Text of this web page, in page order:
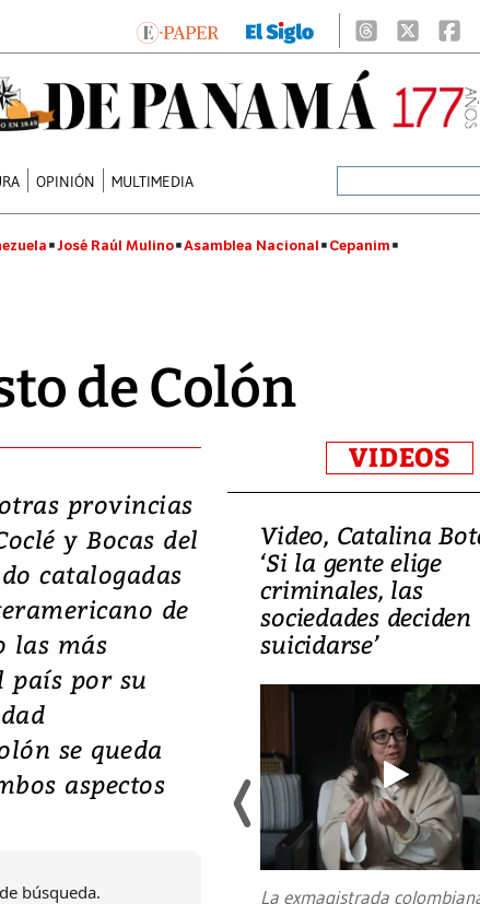
OPINIÓN MULTIMEDIA
José Raúl Mulino Asamblea Nacional Cepanim
de Colón
provincias
y Bocas del
catalogadas
de
las más
país por su
se queda
aspectos
búsqueda.
VIDEOS
Terremoto
y graves
Kumamoto
de Kumamoto,
Video, Catalina
‘Si la gente elige
criminales, las
sociedades deciden
suicidarse’
La exmagistrada